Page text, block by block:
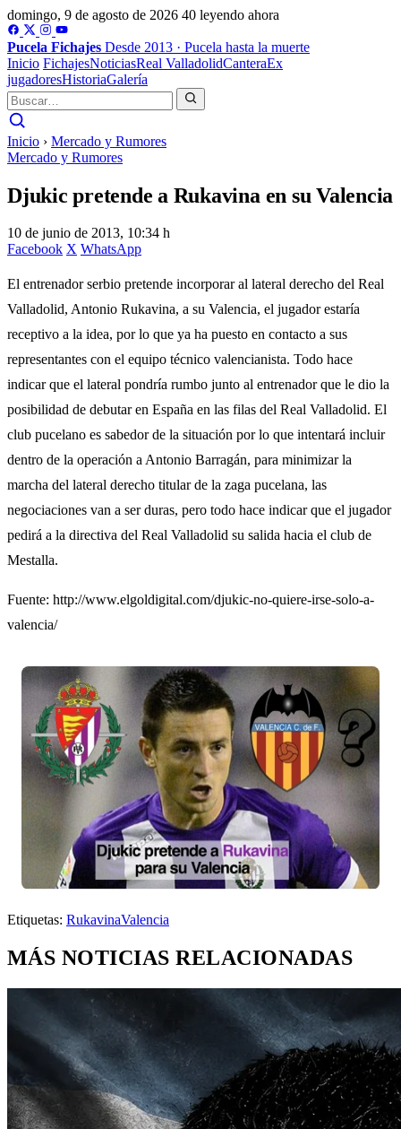
domingo, 9 de agosto de 2026 40 leyendo ahora
Pucela Fichajes Desde 2013 · Pucela hasta la muerte
Inicio FichajesNoticiasReal ValladolidCanteraEx
jugadoresHistoriaGalería
Inicio › Mercado y Rumores
Mercado y Rumores
Djukic pretende a Rukavina en su Valencia
10 de junio de 2013, 10:34 h
Facebook X WhatsApp
El entrenador serbio pretende incorporar al lateral derecho del Real
Valladolid, Antonio Rukavina, a su Valencia, el jugador estaría
receptivo a la idea, por lo que ya ha puesto en contacto a sus
representantes con el equipo técnico valencianista. Todo hace
indicar que el lateral pondría rumbo junto al entrenador que le dio la
posibilidad de debutar en España en las filas del Real Valladolid. El
club pucelano es sabedor de la situación por lo que intentará incluir
dentro de la operación a Antonio Barragán, para minimizar la
marcha del lateral derecho titular de la zaga pucelana, las
negociaciones van a ser duras, pero todo hace indicar que el jugador
pedirá a la directiva del Real Valladolid su salida hacia el club de
Mestalla.
Fuente: http://www.elgoldigital.com/djukic-no-quiere-irse-solo-a-
valencia/
Etiquetas: RukavinaValencia
MÁS NOTICIAS RELACIONADAS